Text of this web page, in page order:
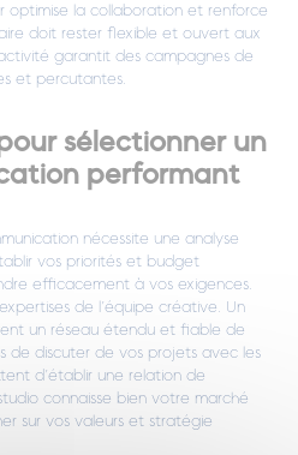
optimise la collaboration et renforce
doit rester flexible et ouvert aux
garantit des campagnes de
et percutantes.
sélectionner un
performant
nécessite une analyse
vos priorités et budget
efficacement à vos exigences.
de l’équipe créative. Un
un réseau étendu et fiable de
de discuter de vos projets avec les
d’établir une relation de
connaisse bien votre marché
sur vos valeurs et stratégie